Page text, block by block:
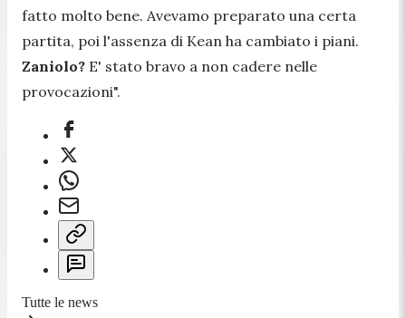
fatto molto bene. Avevamo preparato una certa
partita, poi l'assenza di Kean ha cambiato i piani.
Zaniolo? E' stato bravo a non cadere nelle
provocazioni".
Tutte le news